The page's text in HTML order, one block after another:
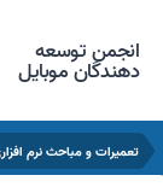
انجمن توسعه
دهندگان موبایل
تعمیرات و مباحث نرم افزاری